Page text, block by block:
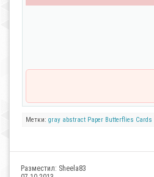
Метки: gray abstract Paper Butterflies Cards
Разместил: Sheela83